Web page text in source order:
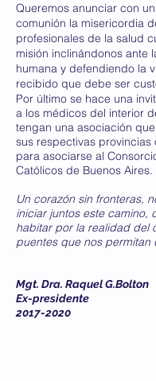
Queremos anunciar con
comunión la misericordia
profesionales de la salud
misión inclinándonos ante
humana y defendiendo la
recibido que debe ser
Por último se hace una
a los médicos del interior
tengan una asociación
sus respectivas provincias
para asociarse al
Católicos de Buenos Aires.
Un corazón sin fronteras,
iniciar juntos este camino,
habitar por la realidad del
puentes que nos permitan
Mgt. Dra. Raquel G.Bolton
Ex-presidente
2017-2020